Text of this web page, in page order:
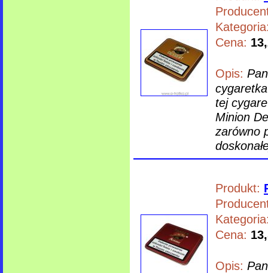
Cena:
Opis:
tej
Minion
zarówno
Produkt:
Cena:
Opis: